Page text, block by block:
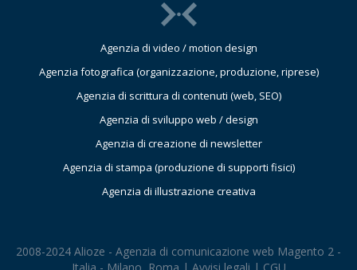
Agenzia di video / motion design
Agenzia fotografica (organizzazione, produzione, riprese)
Agenzia di scrittura di contenuti (web, SEO)
Agenzia di sviluppo web / design
Agenzia di creazione di newsletter
Agenzia di stampa (produzione di supporti fisici)
Agenzia di illustrazione creativa
2008-2024 Alioze - Agenzia di comunicazione web Magento 2 -